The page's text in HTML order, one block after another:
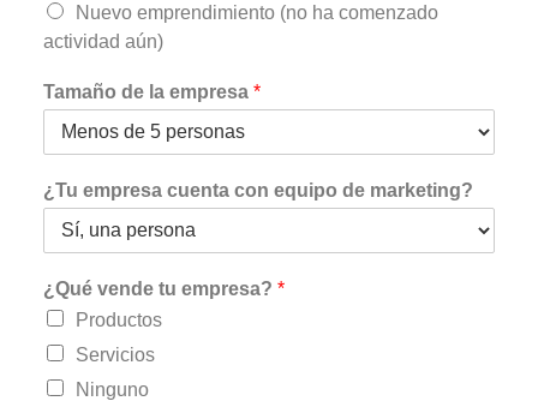
Nuevo emprendimiento (no ha comenzado
actividad aún)
Tamaño de la empresa *
¿Tu empresa cuenta con equipo de marketing?
¿Qué vende tu empresa? *
Productos
Servicios
Ninguno